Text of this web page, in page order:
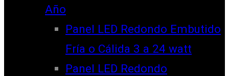
Año
Panel LED Redondo Embutido
Fría o Cálida 3 a 24 watt
Panel LED Redondo